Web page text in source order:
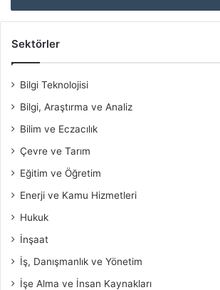
Sektörler
Bilgi Teknolojisi
Bilgi, Araştırma ve Analiz
Bilim ve Eczacılık
Çevre ve Tarım
Eğitim ve Öğretim
Enerji ve Kamu Hizmetleri
Hukuk
İnşaat
İş, Danışmanlık ve Yönetim
İşe Alma ve İnsan Kaynakları